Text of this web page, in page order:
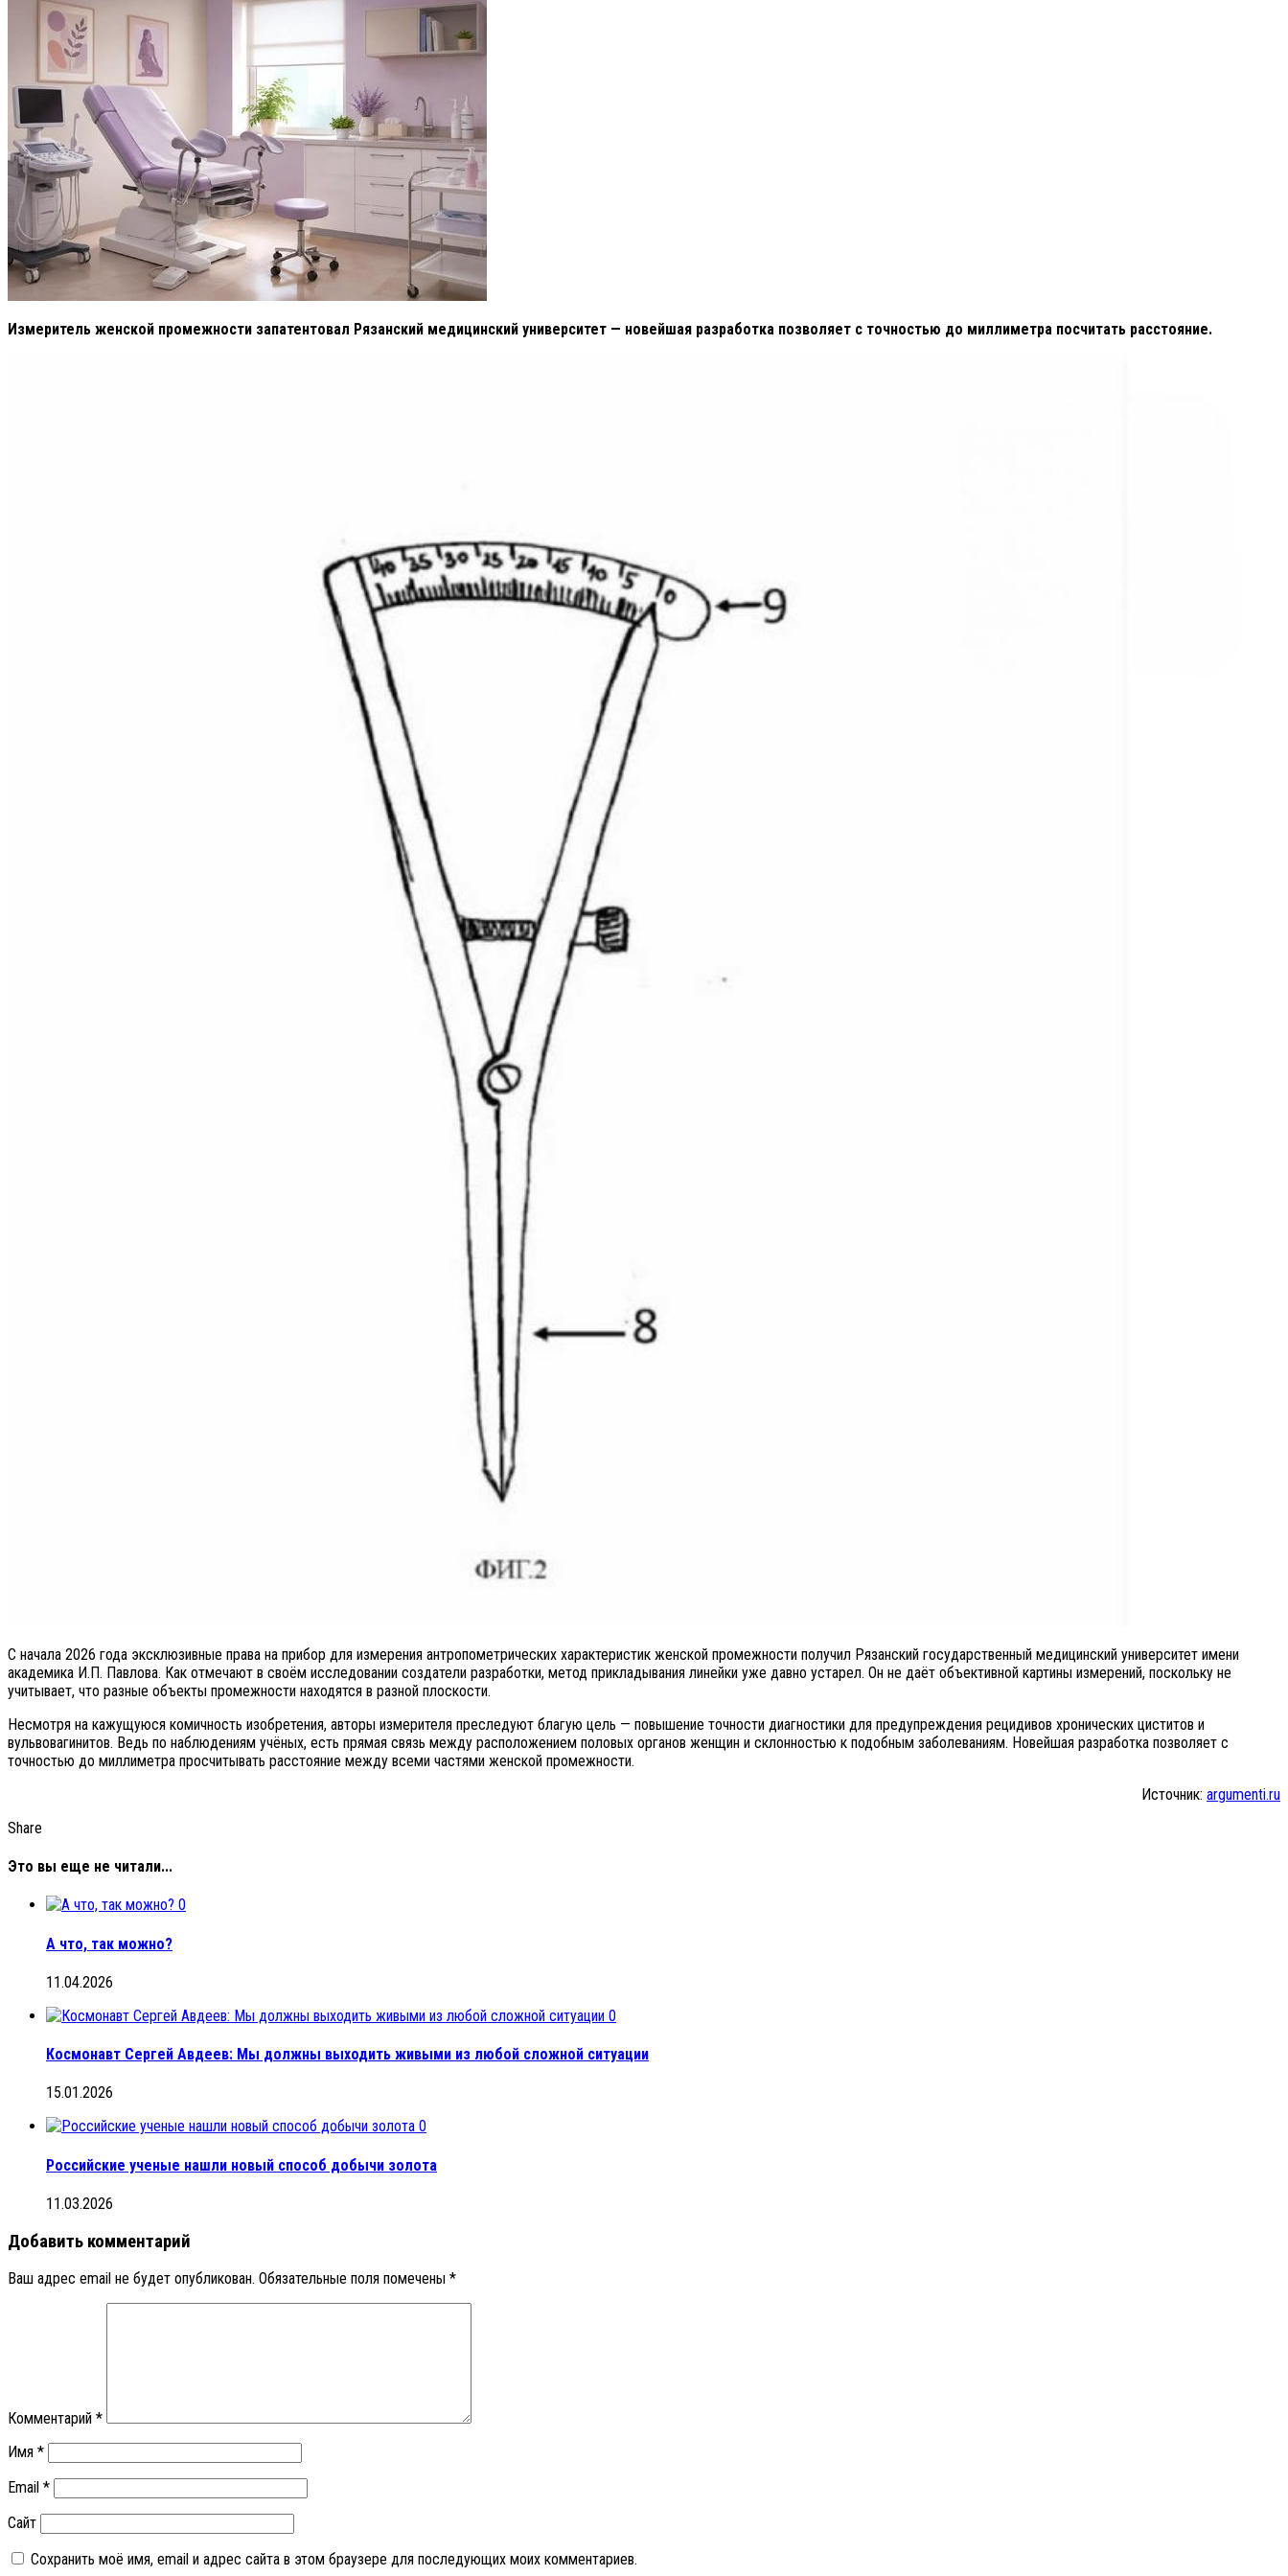
Измеритель женской промежности запатентовал Рязанский медицинский университет — новейшая разработка позволяет с точностью до миллиметра посчитать расстояние.
С начала 2026 года эксклюзивные права на прибор для измерения антропометрических характеристик женской промежности получил Рязанский государственный медицинский университет имени
академика И.П. Павлова. Как отмечают в своём исследовании создатели разработки, метод прикладывания линейки уже давно устарел. Он не даёт объективной картины измерений, поскольку не
учитывает, что разные объекты промежности находятся в разной плоскости.
Несмотря на кажущуюся комичность изобретения, авторы измерителя преследуют благую цель — повышение точности диагностики для предупреждения рецидивов хронических циститов и
вульвовагинитов. Ведь по наблюдениям учёных, есть прямая связь между расположением половых органов женщин и склонностью к подобным заболеваниям. Новейшая разработка позволяет с
точностью до миллиметра просчитывать расстояние между всеми частями женской промежности.
Источник: argumenti.ru
Share
Это вы еще не читали...
0
А что, так можно?
11.04.2026
0
Космонавт Сергей Авдеев: Мы должны выходить живыми из любой сложной ситуации
15.01.2026
0
Российские ученые нашли новый способ добычи золота
11.03.2026
Добавить комментарий
Ваш адрес email не будет опубликован. Обязательные поля помечены *
Комментарий *
Имя *
Email *
Сайт
Сохранить моё имя, email и адрес сайта в этом браузере для последующих моих комментариев.